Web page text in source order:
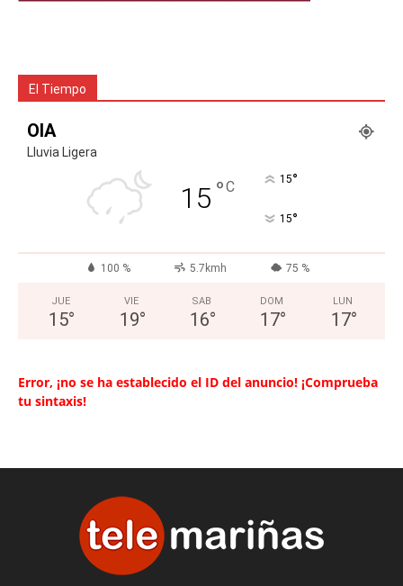
El Tiempo
OIA
Lluvia Ligera
15 °C 15°
15°
100 % 5.7kmh 75 %
JUE
15°
VIE
19°
SAB
16°
DOM
17°
LUN
17°
Error, ¡no se ha establecido el ID del anuncio! ¡Comprueba
tu sintaxis!